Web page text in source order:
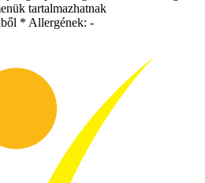
tartalmazhatnak
* Allergének: -